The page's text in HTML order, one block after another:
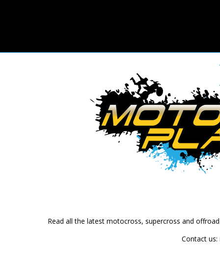
Read all the latest motocross, supercross and
Contact us: